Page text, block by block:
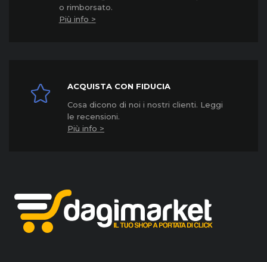
o rimborsato.
Più info >
ACQUISTA CON FIDUCIA
Cosa dicono di noi i nostri clienti. Leggi
le recensioni.
Più info >